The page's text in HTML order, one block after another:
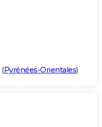
(Pyrénées-Orientales)